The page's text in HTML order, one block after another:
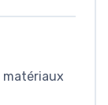
matériaux